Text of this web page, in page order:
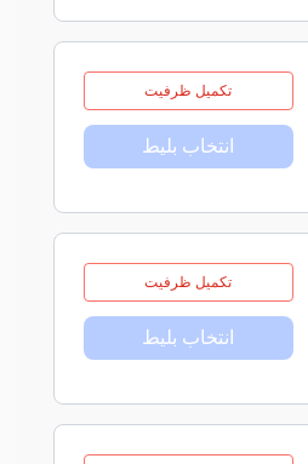
تکمیل ظرفیت
انتخاب بلیط
تکمیل ظرفیت
انتخاب بلیط